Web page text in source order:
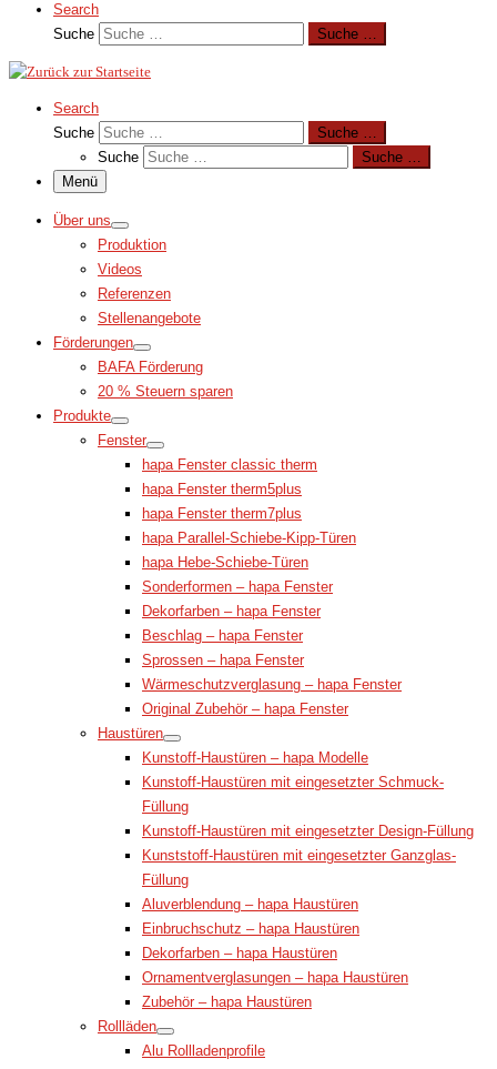
Search
Suche
Suche …
Search
Suche
Suche …
Suche
Suche …
Menü
Über uns
Produktion
Videos
Referenzen
Stellenangebote
Förderungen
BAFA Förderung
20 % Steuern sparen
Produkte
Fenster
hapa Fenster classic therm
hapa Fenster therm5plus
hapa Fenster therm7plus
hapa Parallel-Schiebe-Kipp-Türen
hapa Hebe-Schiebe-Türen
Sonderformen – hapa Fenster
Dekorfarben – hapa Fenster
Beschlag – hapa Fenster
Sprossen – hapa Fenster
Wärmeschutzverglasung – hapa Fenster
Original Zubehör – hapa Fenster
Haustüren
Kunstoff-Haustüren – hapa Modelle
Kunstoff-Haustüren mit eingesetzter Schmuck-
Füllung
Kunstoff-Haustüren mit eingesetzter Design-Füllung
Kunststoff-Haustüren mit eingesetzter Ganzglas-
Füllung
Aluverblendung – hapa Haustüren
Einbruchschutz – hapa Haustüren
Dekorfarben – hapa Haustüren
Ornamentverglasungen – hapa Haustüren
Zubehör – hapa Haustüren
Rollläden
Alu Rollladenprofile